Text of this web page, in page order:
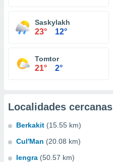
Saskylakh
23° 12°
Tomtor
21° 2°
Localidades cercanas
Berkakit (15.55 km)
Cul'Man (20.08 km)
Iengra (50.57 km)